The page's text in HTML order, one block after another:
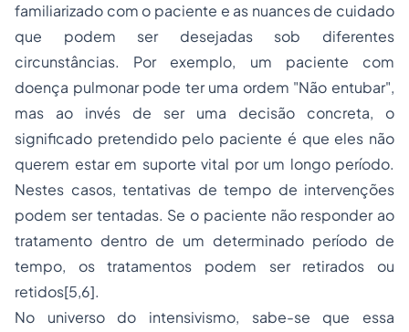
familiarizado com o paciente e as nuances de cuidado
que podem ser desejadas sob diferentes
circunstâncias. Por exemplo, um paciente com
doença pulmonar pode ter uma ordem "Não entubar",
mas ao invés de ser uma decisão concreta, o
significado pretendido pelo paciente é que eles não
querem estar em suporte vital por um longo período.
Nestes casos, tentativas de tempo de intervenções
podem ser tentadas. Se o paciente não responder ao
tratamento dentro de um determinado período de
tempo, os tratamentos podem ser retirados ou
retidos[5,6].
No universo do intensivismo, sabe-se que essa